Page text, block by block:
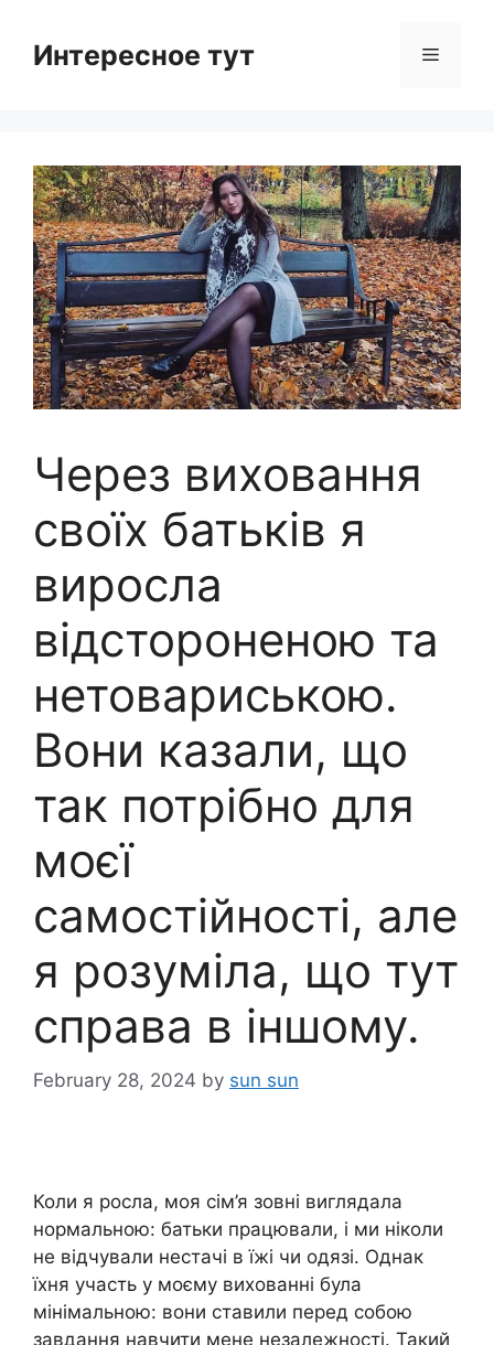
contentИнтересное тут Menu
Через виховання
своїх батьків я
виросла
відстороненою та
нетовариською.
Вони казали, що
так потрібно для
моєї
самостійності, але
я розуміла, що тут
справа в іншому.
February 28, 2024 by sun sun
Коли я росла, моя сім’я зовні виглядала
нормальною: батьки працювали, і ми ніколи
не відчували нестачі в їжі чи одязі. Однак
їхня участь у моєму вихованні була
мінімальною: вони ставили перед собою
завдання навчити мене незалежності. Такий